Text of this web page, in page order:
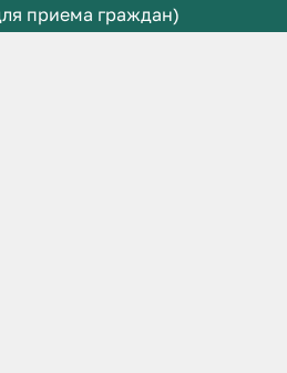
приема граждан)